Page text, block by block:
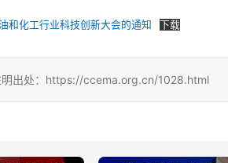
和化工行业科技创新大会的通知 下载
明出处：https://ccema.org.cn/1028.html